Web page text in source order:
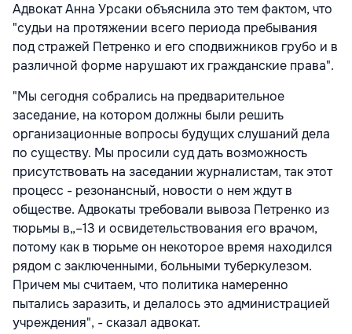
Адвокат Анна Урсаки объяснила это тем фактом, что
"судьи на протяжении всего периода пребывания
под стражей Петренко и его сподвижников грубо и в
различной форме нарушают их гражданские права".
"Мы сегодня собрались на предварительное
заседание, на котором должны были решить
организационные вопросы будущих слушаний дела
по существу. Мы просили суд дать возможность
присутствовать на заседании журналистам, так этот
процесс - резонансный, новости о нем ждут в
обществе. Адвокаты требовали вывоза Петренко из
тюрьмы в„–13 и освидетельствования его врачом,
потому как в тюрьме он некоторое время находился
рядом с заключенными, больными туберкулезом.
Причем мы считаем, что политика намеренно
пытались заразить, и делалось это администрацией
учреждения", - сказал адвокат.